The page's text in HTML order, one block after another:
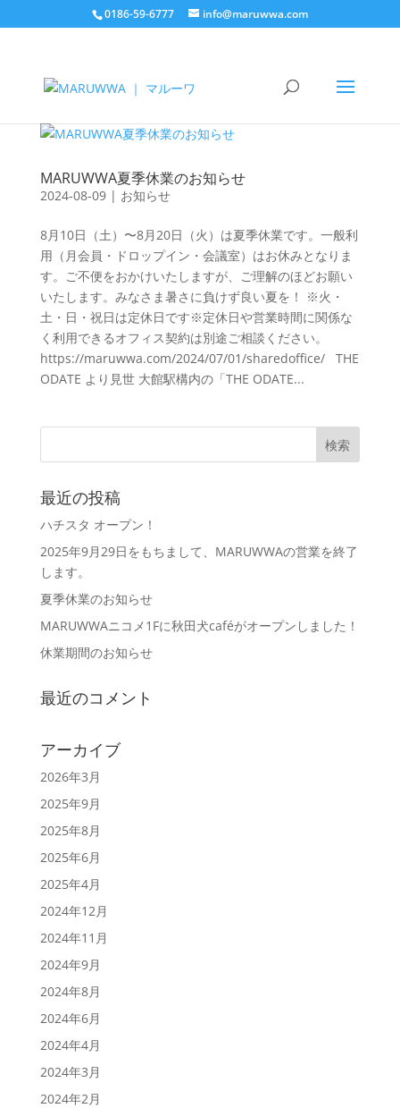
0186-59-6777 info@maruwwa.com
MARUWWA夏季休業のお知らせ
2024-08-09| お知らせ
8月10日（土）〜8月20日（火）は夏季休業です。一般利
用（月会員・ドロップイン・会議室）はお休みとなりま
す。ご不便をおかけいたしますが、ご理解のほどお願い
いたします。みなさま暑さに負けず良い夏を！ ※火・
土・日・祝日は定休日です※定休日や営業時間に関係な
く利用できるオフィス契約は別途ご相談ください。
https://maruwwa.com/2024/07/01/sharedoffice/ THE
ODATE より見世 大館駅構内の「THE ODATE...
最近の投稿
ハチスタ オープン！
2025年9月29日をもちまして、MARUWWAの営業を終了
します。
夏季休業のお知らせ
MARUWWAニコメ1Fに秋田犬caféがオープンしました！
休業期間のお知らせ
最近のコメント
アーカイブ
2026年3月
2025年9月
2025年8月
2025年6月
2025年4月
2024年12月
2024年11月
2024年9月
2024年8月
2024年6月
2024年4月
2024年3月
2024年2月